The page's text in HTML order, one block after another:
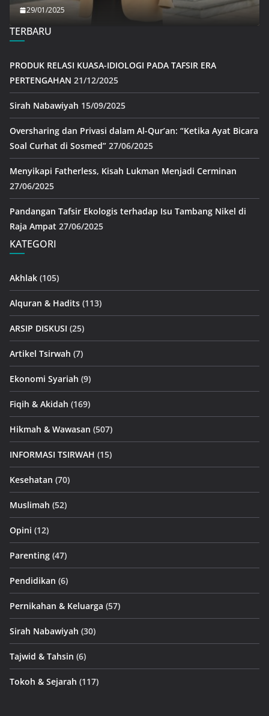
29/01/2025
TERBARU
PRODUK RELASI KUASA-IDIOLOGI PADA TAFSIR ERA
PERTENGAHAN 21/12/2025
Sirah Nabawiyah 15/09/2025
Oversharing dan Privasi dalam Al-Qur’an: “Ketika Ayat Bicara
Soal Curhat di Sosmed” 27/06/2025
Menyikapi Fatherless, Kisah Lukman Menjadi Cerminan
27/06/2025
Pandangan Tafsir Ekologis terhadap Isu Tambang Nikel di
Raja Ampat 27/06/2025
KATEGORI
Akhlak (105)
Alquran & Hadits (113)
ARSIP DISKUSI (25)
Artikel Tsirwah (7)
Ekonomi Syariah (9)
Fiqih & Akidah (169)
Hikmah & Wawasan (507)
INFORMASI TSIRWAH (15)
Kesehatan (70)
Muslimah (52)
Opini (12)
Parenting (47)
Pendidikan (6)
Pernikahan & Keluarga (57)
Sirah Nabawiyah (30)
Tajwid & Tahsin (6)
Tokoh & Sejarah (117)